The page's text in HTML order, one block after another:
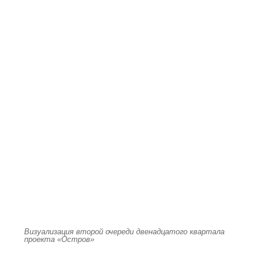
Визуализация второй очереди двенадцатого квартала
проекта «Остров»